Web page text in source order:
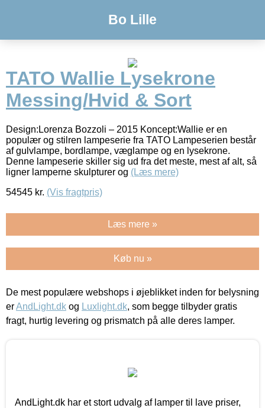
Bo Lille
TATO Wallie Lysekrone
Messing/Hvid & Sort
Design:Lorenza Bozzoli – 2015 Koncept:Wallie er en
populær og stilren lampeserie fra TATO Lampeserien består
af gulvlampe, bordlampe, væglampe og en lysekrone.
Denne lampeserie skiller sig ud fra det meste, mest af alt, så
ligner lamperne skulpturer og (Læs mere)
54545 kr. (Vis fragtpris)
Læs mere »
Køb nu »
De mest populære webshops i øjeblikket inden for belysning
erAndLight.dk og Luxlight.dk, som begge tilbyder gratis
fragt, hurtig levering og prismatch på alle deres lamper.
AndLight.dk har et stort udvalg af lamper til lave priser,